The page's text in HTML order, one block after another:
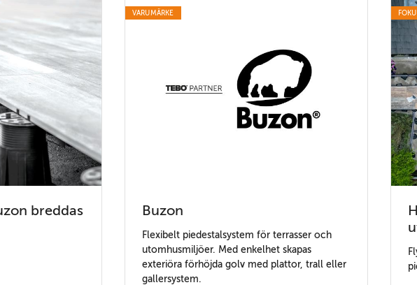
breddas
VARUMÄRKE
Buzon
Flexibelt piedestalsystem för terrasser och
utomhusmiljöer. Med enkelhet skapas
exteriöra förhöjda golv med plattor, trall eller
gallersystem.